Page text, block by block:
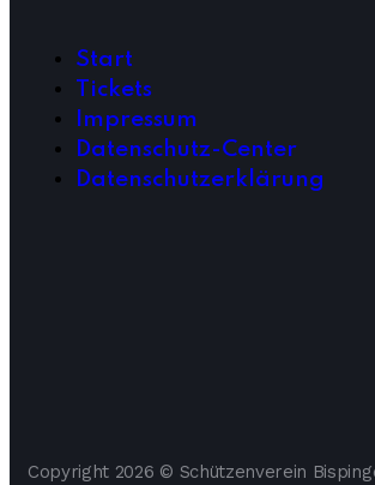
Start
Tickets
Impressum
Datenschutz-Center
Datenschutzerklärung
Copyright 2026 © Schützenverein